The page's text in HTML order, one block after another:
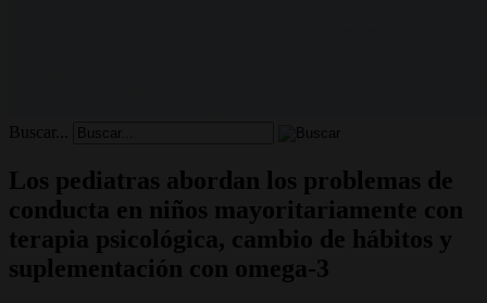
Buscar...
Los pediatras abordan los problemas de
conducta en niños mayoritariamente con
terapia psicológica, cambio de hábitos y
suplementación con omega-3